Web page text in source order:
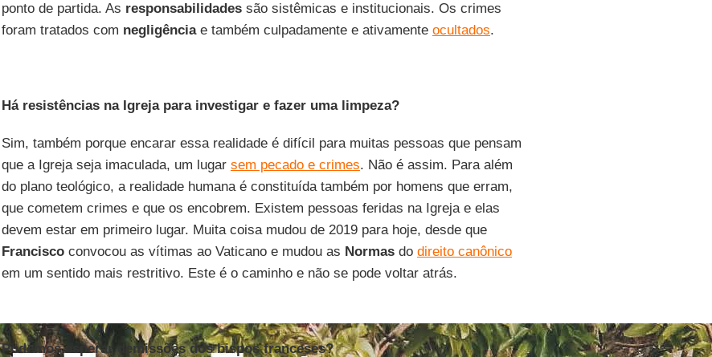
ponto de partida. As responsabilidadessão sistêmicas e institucionais. Os crimes
foram tratados com negligênciae também culpadamente e ativamente ocultados.
Há resistências na Igreja para investigar e fazer uma limpeza?
Sim, também porque encarar essa realidade é difícil para muitas pessoas que pensam
que a Igreja seja imaculada, um lugar sem pecado e crimes. Não é assim. Para além
do plano teológico, a realidade humana é constituída também por homens que erram,
que cometem crimes e que os encobrem. Existem pessoas feridas na Igreja e elas
devem estar em primeiro lugar. Muita coisa mudou de 2019 para hoje, desde que
Franciscoconvocou as vítimas ao Vaticano e mudou as Normasdo direito canônico
em um sentido mais restritivo. Este é o caminho e não se pode voltar atrás.
Podemos esperar demissões dos bispos franceses?